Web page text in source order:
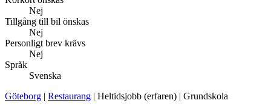
Nej
Tillgång till bil önskas
Nej
Personligt brev krävs
Nej
Språk
Svenska
Göteborg | Restaurang | Heltidsjobb (erfaren) | Grundskola